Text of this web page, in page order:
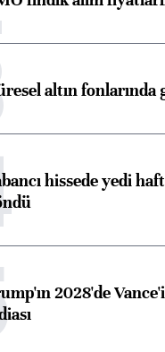
altın fonlarında
hissede yedi
2028'de